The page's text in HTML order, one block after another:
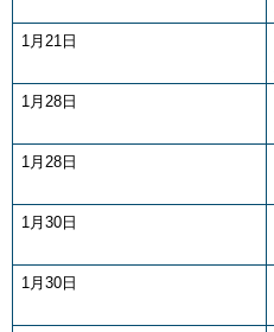
1月21日
1月28日
1月28日
1月30日
1月30日